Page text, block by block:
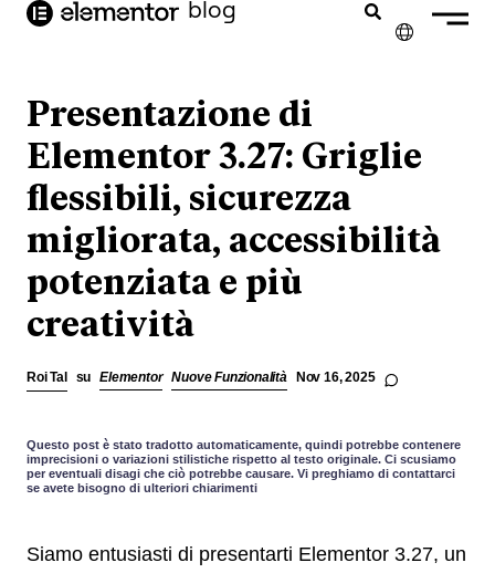
contenuto blog
FRANÇAIS
NEDERLANDS
DEUTSCH
Presentazione di
Elementor 3.27: Griglie
flessibili, sicurezza
migliorata, accessibilità
potenziata e più
creatività
Roi Tal su Elementor Nuove Funzionalità Nov 16, 2025
Questo post è stato tradotto automaticamente, quindi potrebbe contenere
imprecisioni o variazioni stilistiche rispetto al testo originale. Ci scusiamo
per eventuali disagi che ciò potrebbe causare. Vi preghiamo di contattarci
se avete bisogno di ulteriori chiarimenti
Siamo entusiasti di presentarti Elementor 3.27, un